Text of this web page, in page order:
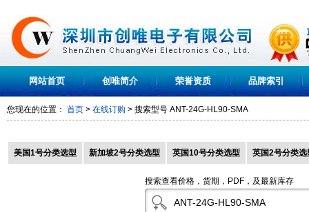
网站首页 创唯简介 荣誉资质 品牌索引
您现在的位置： 首页 > 在线订购 > 搜索型号 ANT-24G-HL90-SMA
美国1号分类选型 新加坡2号分类选型 英国10号分类选型 英国2号分类选
搜索查看价格，货期，PDF，及最新库存